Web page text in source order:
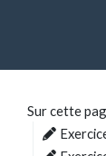
Sur cette